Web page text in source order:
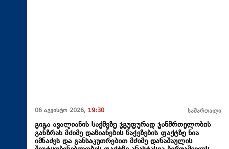
06 აგვისტო 2026, 19:30 სამართალი
გიგა ავალიანის საქმეზე ჯგუფურად ჯანმრთელობის
განზრახ მძიმე დაზიანების წაქეზების ფაქტზე ნია
იმნაძეს და განსაკუთრებით მძიმე დანაშაულის